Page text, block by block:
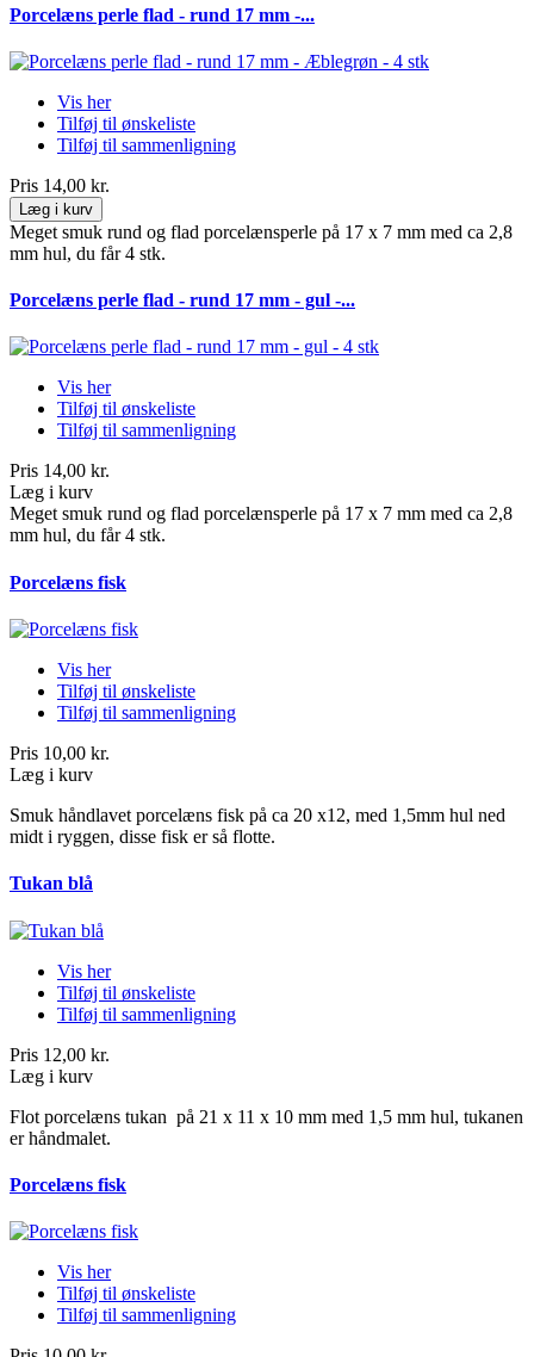
Porcelæns perle flad - rund 17 mm -...
Vis her
Tilføj til ønskeliste
Tilføj til sammenligning
Pris 14,00 kr.
Læg i kurv
Meget smuk rund og flad porcelænsperle på 17 x 7 mm med ca 2,8
mm hul, du får 4 stk.
Porcelæns perle flad - rund 17 mm - gul -...
Vis her
Tilføj til ønskeliste
Tilføj til sammenligning
Pris 14,00 kr.
Læg i kurv
Meget smuk rund og flad porcelænsperle på 17 x 7 mm med ca 2,8
mm hul, du får 4 stk.
Porcelæns fisk
Vis her
Tilføj til ønskeliste
Tilføj til sammenligning
Pris 10,00 kr.
Læg i kurv
Smuk håndlavet porcelæns fisk på ca 20 x12, med 1,5mm hul ned
midt i ryggen, disse fisk er så flotte.
Tukan blå
Vis her
Tilføj til ønskeliste
Tilføj til sammenligning
Pris 12,00 kr.
Læg i kurv
Flot porcelæns tukan på 21 x 11 x 10 mm med 1,5 mm hul, tukanen
er håndmalet.
Porcelæns fisk
Vis her
Tilføj til ønskeliste
Tilføj til sammenligning